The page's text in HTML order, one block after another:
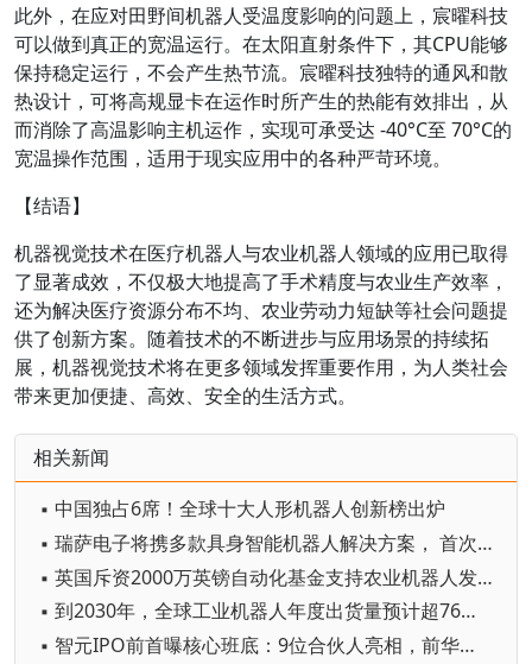
此外，在应对田野间机器人受温度影响的问题上，宸曜科技
可以做到真正的宽温运行。在太阳直射条件下，其CPU能够
保持稳定运行，不会产生热节流。宸曜科技独特的通风和散
热设计，可将高规显卡在运作时所产生的热能有效排出，从
而消除了高温影响主机运作，实现可承受达 -40°C至 70°C的
宽温操作范围，适用于现实应用中的各种严苛环境。
【结语】
机器视觉技术在医疗机器人与农业机器人领域的应用已取得
了显著成效，不仅极大地提高了手术精度与农业生产效率，
还为解决医疗资源分布不均、农业劳动力短缺等社会问题提
供了创新方案。随着技术的不断进步与应用场景的持续拓
展，机器视觉技术将在更多领域发挥重要作用，为人类社会
带来更加便捷、高效、安全的生活方式。
相关新闻
▪ 中国独占6席！全球十大人形机器人创新榜出炉
▪ 瑞萨电子将携多款具身智能机器人解决方案， 首次亮相2026中国具身智能机器人产业大会
▪ 英国斥资2000万英镑自动化基金支持农业机器人发展
▪ 到2030年，全球工业机器人年度出货量预计超76万台
▪ 智元IPO前首曝核心班底：9位合伙人亮相，前华为谷歌腾讯高管集结